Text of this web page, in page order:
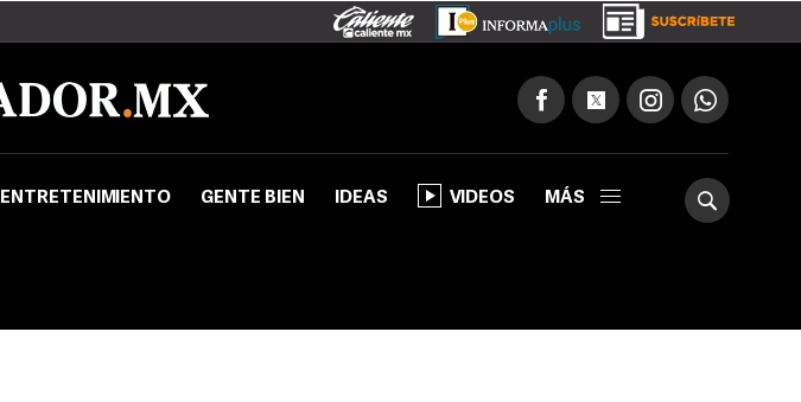
ENTRETENIMIENTO GENTE BIEN IDEAS VIDEOS MÁS